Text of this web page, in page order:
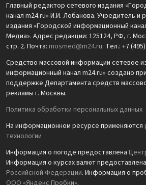
Главный редактор сетевого издания
канал m24.ru» И.И. Лобанова. Учредитель и
издания «Городской информационный
Медиа». Адрес редакции: 125124, РФ, г.
стр. 2. Почта: mosmed@m24.ru. Тел.: +7
Средство массовой информации сетевое
информационный канал m24.ru» создано
поддержке Департамента средств
рекламы г. Москвы.
Политика обработки персональных данных
На информационном ресурсе применяются
технологии
Информация о погоде предоставлена
Информация о курсах валют предоставлена
Российской Федерации. Информация о